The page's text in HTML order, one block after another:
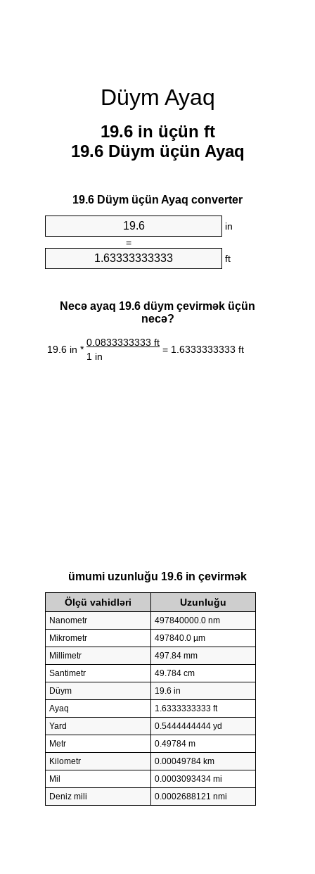
Düym Ayaq
19.6 in üçün ft
19.6 Düym üçün Ayaq
19.6 Düym üçün Ayaq converter
in
=
ft
Necə ayaq 19.6 düym çevirmək üçün
necə?
19.6 in *
0.0833333333 ft
= 1.6333333333 ft
1 in
ümumi uzunluğu 19.6 in çevirmək
Ölçü vahidləri Uzunluğu
Nanometr
497840000.0 nm
Mikrometr
497840.0 µm
Millimetr
497.84 mm
Santimetr
49.784 cm
Düym
19.6 in
Ayaq
1.6333333333 ft
Yard
0.5444444444 yd
Metr
0.49784 m
Kilometr
0.00049784 km
Mil
0.0003093434 mi
Deniz mili
0.0002688121 nmi